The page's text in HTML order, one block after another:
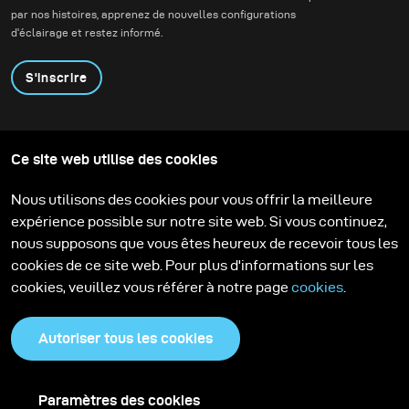
d’action tout en
conservant la
et la présence de
l’environnement.
par nos histoires, apprenez de nouvelles configurations
d'éclairage et restez informé.
S'inscrire
Contactez-nous
Technologies
Support
Carrière
Media Center
Ce site web utilise des cookies
Nous utilisons des cookies pour vous offrir la meilleure
expérience possible sur notre site web. Si vous continuez,
nous supposons que vous êtes heureux de recevoir tous les
cookies de ce site web. Pour plus d'informations sur les
cookies, veuillez vous référer à notre page cookies
Autoriser tous les cookies
Paramètres des cookies